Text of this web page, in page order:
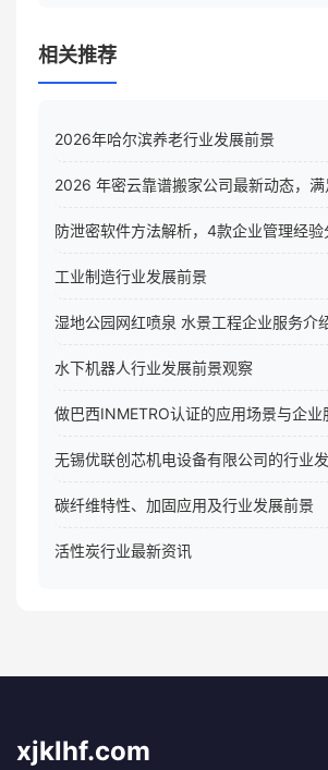
相关推荐
2026年哈尔滨养老行业发展前景
2026 年密云靠谱搬家公司最新动态，
防泄密软件方法解析，4款企业管理经
工业制造行业发展前景
湿地公园网红喷泉 水景工程企业服务介
水下机器人行业发展前景观察
做巴西INMETRO认证的应用场景与企业
无锡优联创芯机电设备有限公司的行业
碳纤维特性、加固应用及行业发展前景
活性炭行业最新资讯
xjklhf.com